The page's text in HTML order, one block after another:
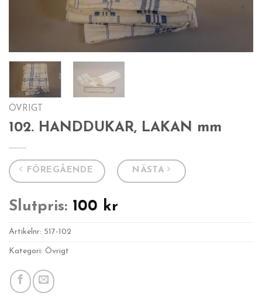
ÖVRIGT
102. HANDDUKAR, LAKAN mm
FÖREGÅENDE NÄSTA
Slutpris: 100 kr
Artikelnr: 517-102
Kategori: Övrigt